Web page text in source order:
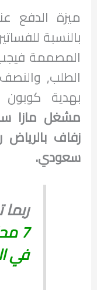
ميزة الدفع
بالنسبة
المصممة
الطلب,
بهدية
مشغل مازا
سعودي.
7
في